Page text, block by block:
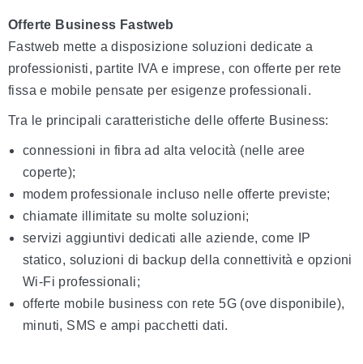
Offerte Business Fastweb
Fastweb mette a disposizione soluzioni dedicate a
professionisti, partite IVA e imprese, con offerte per rete
fissa e mobile pensate per esigenze professionali.
Tra le principali caratteristiche delle offerte Business:
connessioni in fibra ad alta velocità (nelle aree
coperte);
modem professionale incluso nelle offerte previste;
chiamate illimitate su molte soluzioni;
servizi aggiuntivi dedicati alle aziende, come IP
statico, soluzioni di backup della connettività e opzioni
Wi-Fi professionali;
offerte mobile business con rete 5G (ove disponibile),
minuti, SMS e ampi pacchetti dati.